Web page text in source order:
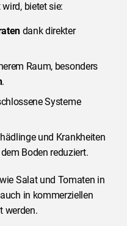
bietet sie:
dank direkter
Raum, besonders
.
Systeme
und Krankheiten
Boden reduziert.
Salat und Tomaten in
in kommerziellen
werden.